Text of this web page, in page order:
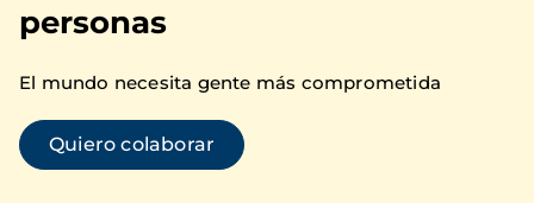
personas
El mundo necesita gente más comprometida
Quiero colaborar